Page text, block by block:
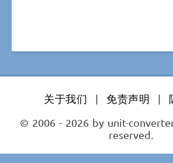
关于我们 | 免责声明 |
© 2006 - 2026 by unit-
reserved.